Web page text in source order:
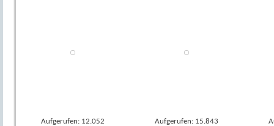
Aufgerufen: 12.052 Aufgerufen: 15.843